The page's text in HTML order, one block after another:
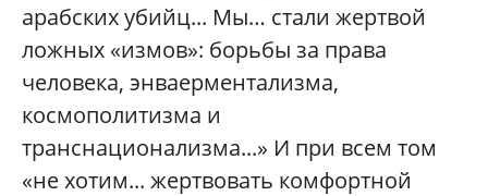
арабских убийц... Мы… стали жертвой
ложных «измов»: борьбы за права
человека, энваерментализма,
космополитизма и
транснационализма...» И при всем том
«не хотим... жертвовать комфортной